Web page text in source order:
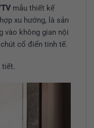
mẫu thiết kế
xu hướng, là sản
vào không gian nội
cổ điển tinh tế.
tiết.